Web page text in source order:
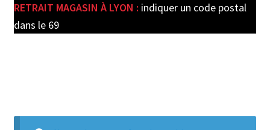
RETRAIT MAGASIN À LYON : indiquer un code postal
dans le 69